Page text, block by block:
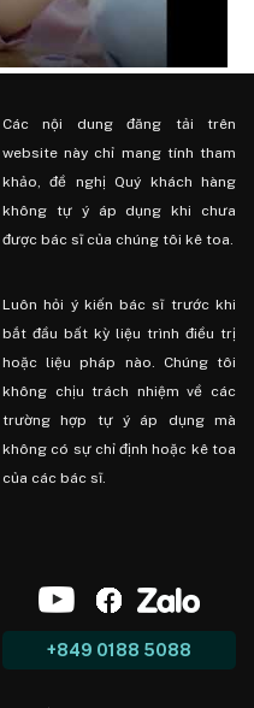
Các nội dung đăng tải trên
website này chỉ mang tính tham
khảo, đề nghị Quý khách hàng
không tự ý áp dụng khi chưa
được bác sĩ của chúng tôi kê toa.
Luôn hỏi ý kiến ​​bác sĩ trước khi
bắt đầu bất kỳ liệu trình điều trị
hoặc liệu pháp nào. Chúng tôi
không chịu trách nhiệm về các
trường hợp tự ý áp dụng mà
không có sự chỉ định hoặc kê toa
của các bác sĩ.
+849 0188 5088